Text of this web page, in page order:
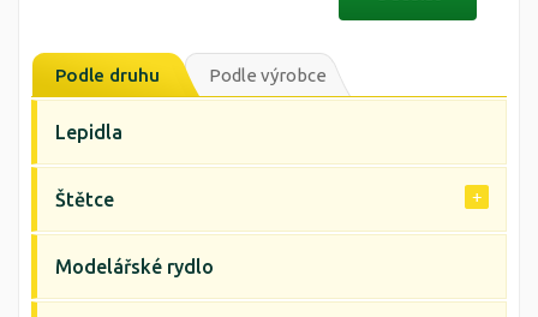
Podle druhu Podle výrobce
Lepidla
Štětce
Modelářské rydlo